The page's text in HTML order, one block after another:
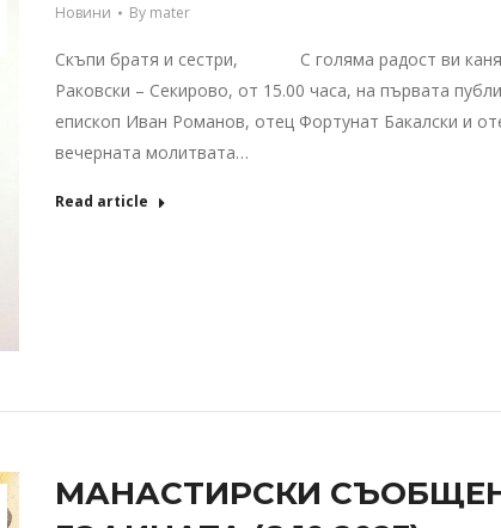
Новини By mater
Скъпи братя и сестри, С голяма радост ви каня
Раковски – Секирово, от 15.00 часа, на първата
епископ Иван Романов, отец Фортунат Бакалски и
вечерната молитвата…
Read article
МАНАСТИРСКИ